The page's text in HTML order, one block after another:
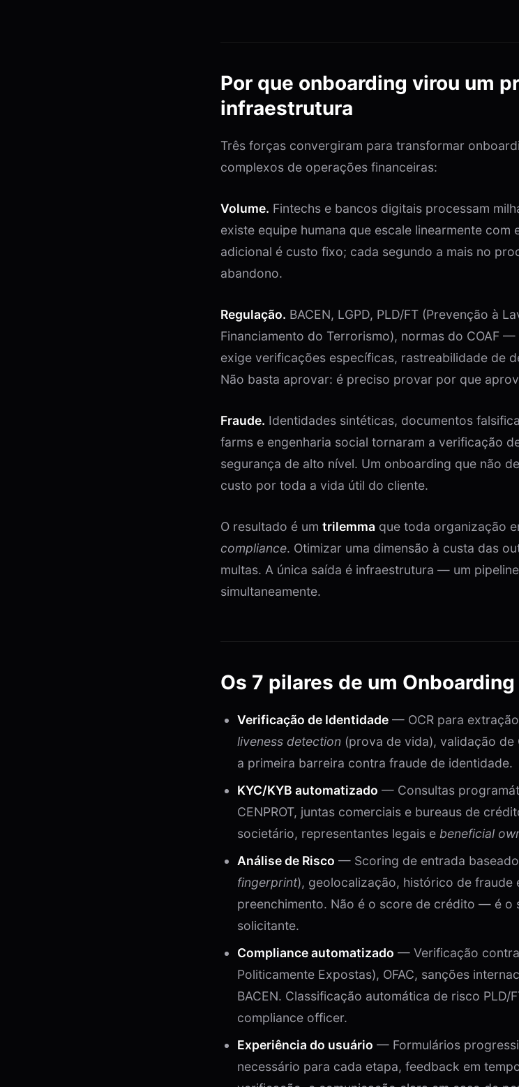
Por que onboarding virou um
infraestrutura
Três forças convergiram para transformar
complexos de operações financeiras:
Volume. Fintechs e bancos digitais processam
existe equipe humana que escale linearmente com
adicional é custo fixo; cada segundo a mais no
abandono.
Regulação. BACEN, LGPD, PLD/FT (Prevenção à
Financiamento do Terrorismo), normas do COAF
exige verificações específicas, rastreabilidade de
Não basta aprovar: é preciso provar por que
Fraude. Identidades sintéticas, documentos
farms e engenharia social tornaram a verificação
segurança de alto nível. Um onboarding que não
custo por toda a vida útil do cliente.
O resultado é um trilemma que toda organização
compliance. Otimizar uma dimensão à custa das
multas. A única saída é infraestrutura — um
simultaneamente.
Os 7 pilares de um
Verificação de Identidade — OCR para
liveness detection (prova de vida), validação de
a primeira barreira contra fraude de identidade.
KYC/KYB automatizado — Consultas
CENPROT, juntas comerciais e bureaus de
societário, representantes legais e beneficial
Análise de Risco — Scoring de entrada
fingerprint), geolocalização, histórico de fraude
preenchimento. Não é o score de crédito — é o
solicitante.
Compliance automatizado — Verificação contra
Politicamente Expostas), OFAC, sanções
BACEN. Classificação automática de risco
compliance officer.
Experiência do usuário — Formulários
necessário para cada etapa, feedback em